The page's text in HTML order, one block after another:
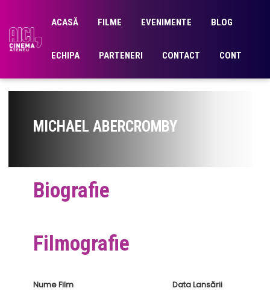
ACASĂ FILME EVENIMENTE BLOG
ECHIPA PARTENERI CONTACT CONT
MICHAEL ABERCROMBY
Biografie
Filmografie
Nume Film Data Lansării